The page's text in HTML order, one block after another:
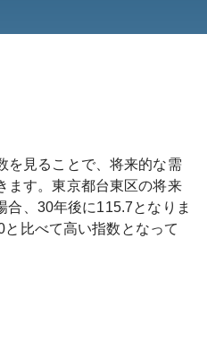
を見ることで、将来的な需
ます。東京都台東区の将来
合、30年後に115.7となりま
と比べて高い指数となって